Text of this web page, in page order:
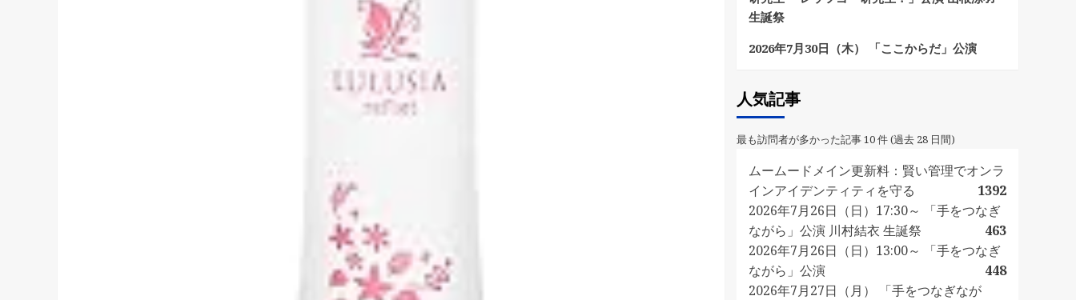
生誕祭
2026年7月30日（木） 「ここからだ」公演
人気記事
最も訪問者が多かった記事 10 件 (過去 28 日間)
ムームードメイン更新料：賢い管理でオンラ
インアイデンティティを守る
1392
2026年7月26日（日）17:30～ 「手をつなぎ
ながら」公演 川村結衣 生誕祭
463
2026年7月26日（日）13:00～ 「手をつなぎ
ながら」公演
448
2026年7月27日（月） 「手をつなぎなが